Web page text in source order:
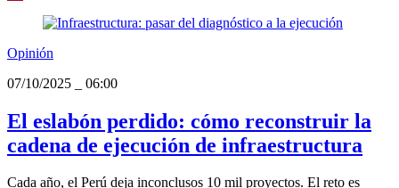
Opinión
07/10/2025
06:00
El eslabón perdido: cómo reconstruir la
cadena de ejecución de infraestructura
Cada año, el Perú deja inconclusos 10 mil proyectos. El reto es